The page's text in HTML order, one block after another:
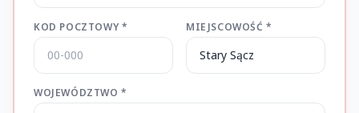
KOD POCZTOWY * MIEJSCOWOŚĆ *
WOJEWÓDZTWO *